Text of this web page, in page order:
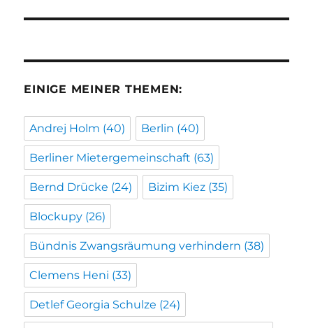
EINIGE MEINER THEMEN:
Andrej Holm (40) Berlin (40)
Berliner Mietergemeinschaft (63)
Bernd Drücke (24) Bizim Kiez (35)
Blockupy (26)
Bündnis Zwangsräumung verhindern (38)
Clemens Heni (33)
Detlef Georgia Schulze (24)